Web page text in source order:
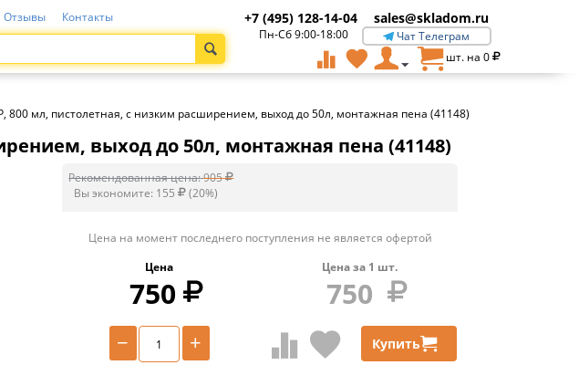
Отзывы Контакты +7 (495) 128-14-04 sales@skladom.ru
Пн-Сб 9:00-18:00
Чат Телеграм
шт. на 0
800 мл, пистолетная, с низким расширением, выход до 50л, монтажная пена (41148)
выход до 50л, монтажная пена (41148)
Рекомендованная цена:905
Вы экономите: 155 (20%)
Цена на момент последнего поступления не является офертой
Цена
750
Цена за 1 шт.
750
+
− Купить